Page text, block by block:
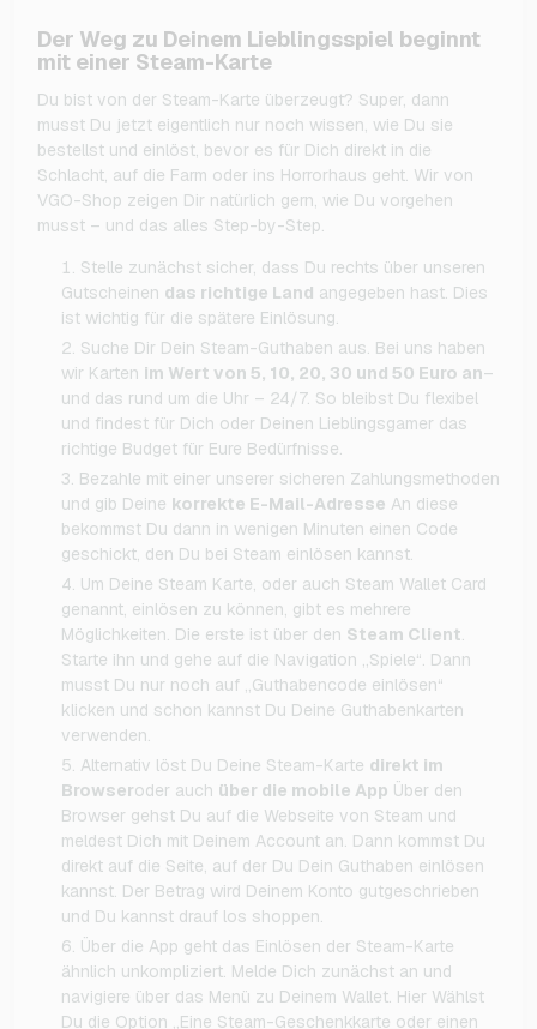
Der Weg zu Deinem Lieblingsspiel beginnt
mit einer Steam-Karte
Du bist von der Steam-Karte überzeugt? Super, dann
musst Du jetzt eigentlich nur noch wissen, wie Du sie
bestellst und einlöst, bevor es für Dich direkt in die
Schlacht, auf die Farm oder ins Horrorhaus geht. Wir von
VGO-Shop zeigen Dir natürlich gern, wie Du vorgehen
musst – und das alles Step-by-Step.
Stelle zunächst sicher, dass Du rechts über unseren
Gutscheinen das richtige Land angegeben hast. Dies
ist wichtig für die spätere Einlösung.
Suche Dir Dein Steam-Guthaben aus. Bei uns haben
wir Karten im Wert von 5, 10, 20, 30 und 50 Euro an–
und das rund um die Uhr – 24/7. So bleibst Du flexibel
und findest für Dich oder Deinen Lieblingsgamer das
richtige Budget für Eure Bedürfnisse.
Bezahle mit einer unserer sicheren Zahlungsmethoden
und gib Deine korrekte E-Mail-Adresse An diese
bekommst Du dann in wenigen Minuten einen Code
geschickt, den Du bei Steam einlösen kannst.
Um Deine Steam Karte, oder auch Steam Wallet Card
genannt, einlösen zu können, gibt es mehrere
Möglichkeiten. Die erste ist über den Steam Client.
Starte ihn und gehe auf die Navigation „Spiele“. Dann
musst Du nur noch auf „Guthabencode einlösen“
klicken und schon kannst Du Deine Guthabenkarten
verwenden.
Alternativ löst Du Deine Steam-Karte direkt im
Browseroder auch über die mobile App Über den
Browser gehst Du auf die Webseite von Steam und
meldest Dich mit Deinem Account an. Dann kommst Du
direkt auf die Seite, auf der Du Dein Guthaben einlösen
kannst. Der Betrag wird Deinem Konto gutgeschrieben
und Du kannst drauf los shoppen.
Über die App geht das Einlösen der Steam-Karte
ähnlich unkompliziert. Melde Dich zunächst an und
navigiere über das Menü zu Deinem Wallet. Hier Wählst
Du die Option „Eine Steam-Geschenkkarte oder einen